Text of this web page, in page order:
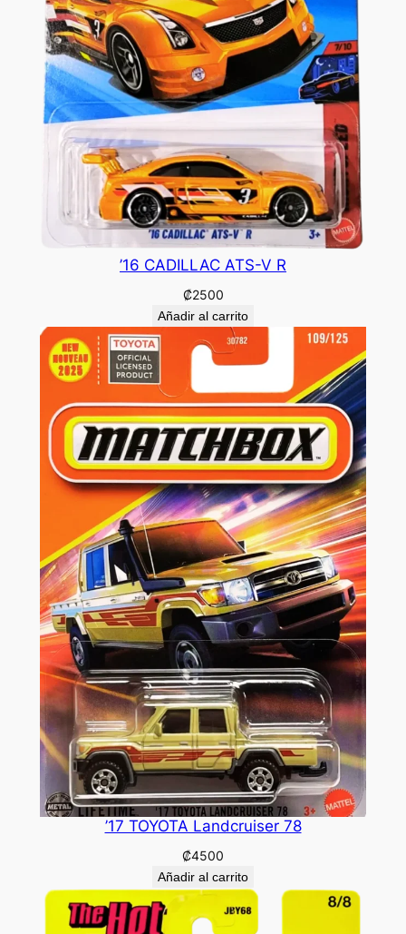
’16 CADILLAC ATS-V R
₡2500
Añadir al carrito
’17 TOYOTA Landcruiser 78
₡4500
Añadir al carrito